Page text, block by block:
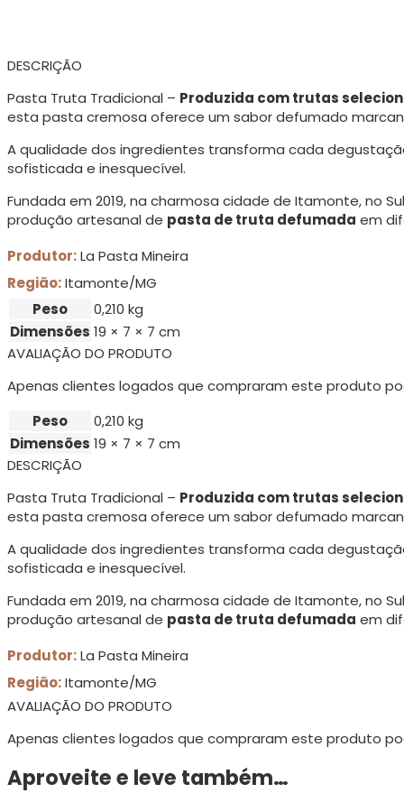
DESCRIÇÃO
Pasta Truta Tradicional – Produzida com trutas
esta pasta cremosa oferece um sabor defumado
A qualidade dos ingredientes transforma cada
sofisticada e inesquecível.
Fundada em 2019, na charmosa cidade de Itamonte, no
produção artesanal de pasta de truta defumada em
Produtor:La Pasta Mineira
Região:Itamonte/MG
Peso
0,210 kg
Dimensões 19 × 7 × 7 cm
AVALIAÇÃO DO PRODUTO
Apenas clientes logados que compraram este produto
Peso
0,210 kg
Dimensões 19 × 7 × 7 cm
DESCRIÇÃO
Pasta Truta Tradicional – Produzida com trutas
esta pasta cremosa oferece um sabor defumado
A qualidade dos ingredientes transforma cada
sofisticada e inesquecível.
Fundada em 2019, na charmosa cidade de Itamonte, no
produção artesanal de pasta de truta defumada em
Produtor:La Pasta Mineira
Região:Itamonte/MG
AVALIAÇÃO DO PRODUTO
Apenas clientes logados que compraram este produto
Aproveite e leve também…